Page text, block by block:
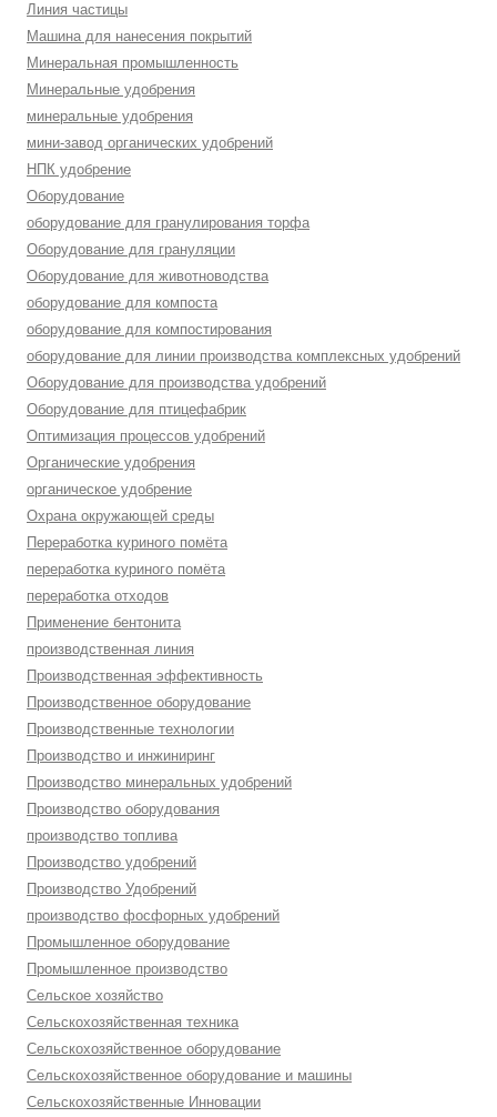
Линия частицы
Машина для нанесения покрытий
Минеральная промышленность
Минеральные удобрения
минеральные удобрения
мини-завод органических удобрений
НПК удобрение
Оборудование
оборудование для гранулирования торфа
Оборудование для грануляции
Оборудование для животноводства
оборудование для компоста
оборудование для компостирования
оборудование для линии производства комплексных удобрений
Оборудование для производства удобрений
Оборудование для птицефабрик
Оптимизация процессов удобрений
Органические удобрения
органическое удобрение
Охрана окружающей среды
Переработка куриного помёта
переработка куриного помёта
переработка отходов
Применение бентонита
производственная линия
Производственная эффективность
Производственное оборудование
Производственные технологии
Производство и инжиниринг
Производство минеральных удобрений
Производство оборудования
производство топлива
Производство удобрений
Производство Удобрений
производство фосфорных удобрений
Промышленное оборудование
Промышленное производство
Сельское хозяйство
Сельскохозяйственная техника
Сельскохозяйственное оборудование
Сельскохозяйственное оборудование и машины
Сельскохозяйственные Инновации